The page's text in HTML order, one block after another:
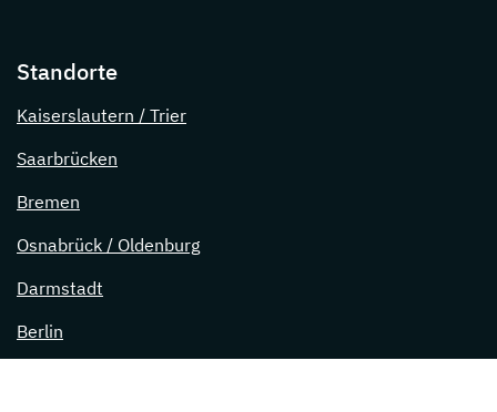
Standorte
Kaiserslautern / Trier
Saarbrücken
Bremen
Osnabrück / Oldenburg
Darmstadt
Berlin